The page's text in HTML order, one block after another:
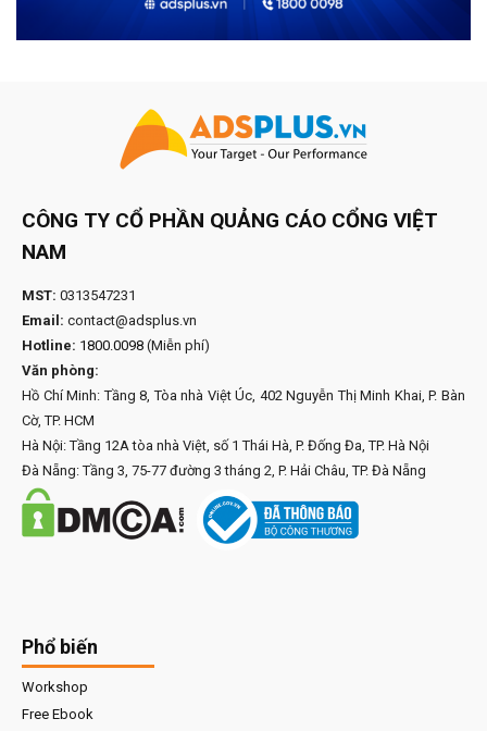
CÔNG TY CỔ PHẦN QUẢNG CÁO CỔNG VIỆT
NAM
MST: 0313547231
Email: contact@adsplus.vn
Hotline: 1800.0098 (Miễn phí)
Văn phòng:
Hồ Chí Minh: Tầng 8, Tòa nhà Việt Úc, 402 Nguyễn Thị Minh Khai, P. Bàn
Cờ, TP. HCM
Hà Nội: Tầng 12A tòa nhà Việt, số 1 Thái Hà, P. Đống Đa, TP. Hà Nội
Đà Nẵng: Tầng 3, 75-77 đường 3 tháng 2, P. Hải Châu, TP. Đà Nẵng
Phổ biến
Workshop
Free Ebook